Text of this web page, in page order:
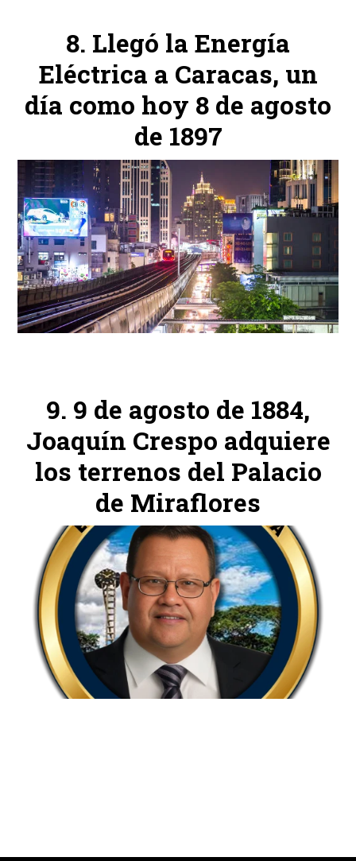
Llegó la Energía
Eléctrica a Caracas, un
día como hoy 8 de agosto
de 1897
9 de agosto de 1884,
Joaquín Crespo adquiere
los terrenos del Palacio
de Miraflores